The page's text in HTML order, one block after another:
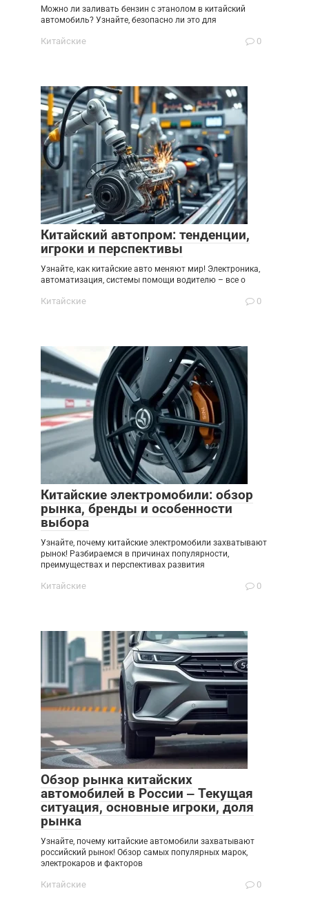
Можно ли заливать бензин с этанолом в китайский
автомобиль? Узнайте, безопасно ли это для
Китайские 0
Китайский автопром: тенденции,
игроки и перспективы
Узнайте, как китайские авто меняют мир! Электроника,
автоматизация, системы помощи водителю – все о
Китайские 0
Китайские электромобили: обзор
рынка, бренды и особенности
выбора
Узнайте, почему китайские электромобили захватывают
рынок! Разбираемся в причинах популярности,
преимуществах и перспективах развития
Китайские 0
Обзор рынка китайских
автомобилей в России ‒ Текущая
ситуация, основные игроки, доля
рынка
Узнайте, почему китайские автомобили захватывают
российский рынок! Обзор самых популярных марок,
электрокаров и факторов
Китайские 0